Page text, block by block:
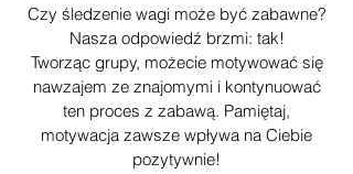
Czy śledzenie wagi może być zabawne?
Nasza odpowiedź brzmi: tak!
Tworząc grupy, możecie motywować się
nawzajem ze znajomymi i kontynuować
ten proces z zabawą. Pamiętaj,
motywacja zawsze wpływa na Ciebie
pozytywnie!